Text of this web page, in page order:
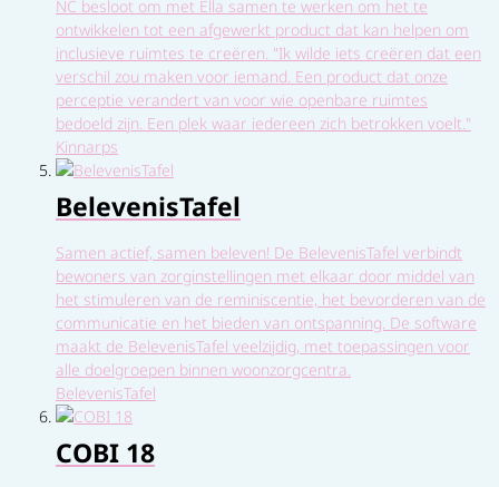
NC besloot om met Ella samen te werken om het te
ontwikkelen tot een afgewerkt product dat kan helpen om
inclusieve ruimtes te creëren. "Ik wilde iets creëren dat een
verschil zou maken voor iemand. Een product dat onze
perceptie verandert van voor wie openbare ruimtes
bedoeld zijn. Een plek waar iedereen zich betrokken voelt."
Kinnarps
BelevenisTafel
Samen actief, samen beleven! De BelevenisTafel verbindt
bewoners van zorginstellingen met elkaar door middel van
het stimuleren van de reminiscentie, het bevorderen van de
communicatie en het bieden van ontspanning. De software
maakt de BelevenisTafel veelzijdig, met toepassingen voor
alle doelgroepen binnen woonzorgcentra.
BelevenisTafel
COBI 18